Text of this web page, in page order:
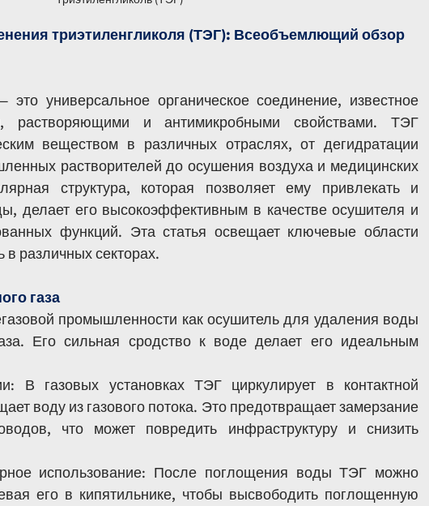
триэтиленгликоля (ТЭГ): Всеобъемлющий обзор
это универсальное органическое соединение, известное
растворяющими и антимикробными свойствами. ТЭГ
веществом в различных отраслях, от дегидратации
растворителей до осушения воздуха и медицинских
структура, которая позволяет ему привлекать и
делает его высокоэффективным в качестве осушителя и
функций. Эта статья освещает ключевые области
различных секторах.
газа
промышленности как осушитель для удаления воды
Его сильная сродство к воде делает его идеальным
В газовых установках ТЭГ циркулирует в контактной
воду из газового потока. Это предотвращает замерзание
что может повредить инфраструктуру и снизить
использование: После поглощения воды ТЭГ можно
его в кипятильнике, чтобы высвободить поглощенную